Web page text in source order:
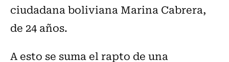
ciudadana boliviana Marina Cabrera,
de 24 años.
A esto se suma el rapto de una